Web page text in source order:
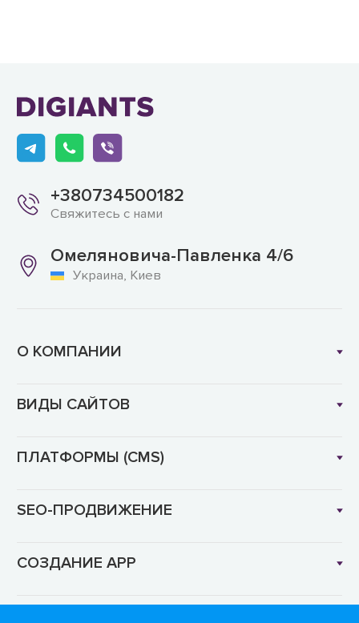
+380734500182
Свяжитесь с нами
Омеляновича-Павленка 4/6
Украина, Киев
О КОМПАНИИ
ВИДЫ САЙТОВ
ПЛАТФОРМЫ (CMS)
SEO-ПРОДВИЖЕНИЕ
СОЗДАНИЕ APP